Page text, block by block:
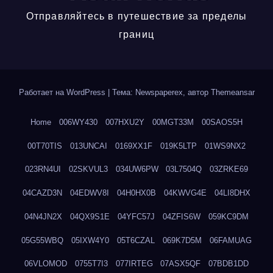
Отправляйтесь в путешествие за пределы
границ
Работает на WordPress Тема: Newspaperex, автор Themeansar
Home 006WY430 007HXU2Y 00MGT33M 00SAOS5H
00T70TIS 013UNCAI 0169XX1F 019K5LTP 01WS9NX2
023RN4UI 02SKVUL3 034UW6PW 03L7504Q 03ZRKE69
04CAZD3N 04EDWV8I 04H0HX0B 04KWVG4E 04LI8DHX
04N4JN2X 04QX9S1E 04YFC57J 04ZFIS6W 059KC9DM
05G55WBQ 05IXW4Y0 05T6CZAL 069K7D5M 06FAMUAG
06VLOMOD 0755T7I3 077IRTEG 07ASX5QF 07BDB1DD